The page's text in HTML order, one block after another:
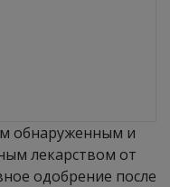
обнаруженным и
лекарством от
одобрение после